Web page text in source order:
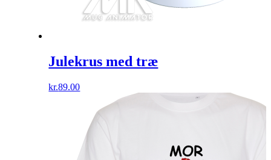
Julekrus med træ
kr.89.00